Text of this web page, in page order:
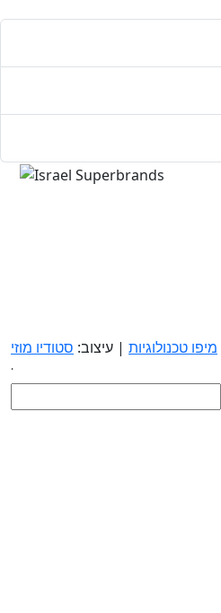
מיפו טכנולוגיות | עיצוב: סטודיו מוזי
.